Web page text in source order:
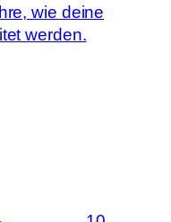
wie deine
werden.